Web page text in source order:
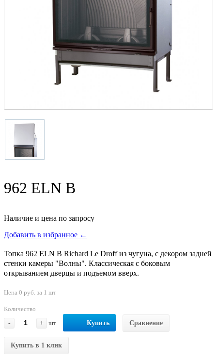
962 ELN B
Наличие и цена по запросу
Добавить в избранное ←
Топка 962 ELN B Richard Le Droff из чугуна, с декором задней
стенки камеры "Волны". Классическая с боковым
открыванием дверцы и подъемом вверх.
Цена 0 руб. за 1 шт
Количество
-
+ шт Купить Сравнение
Купить в 1 клик